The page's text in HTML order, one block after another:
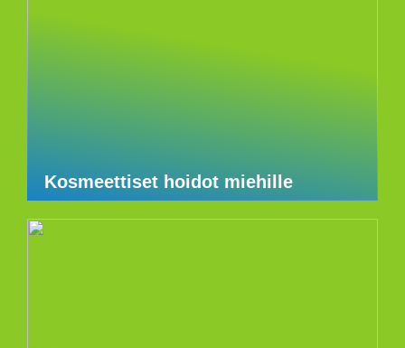
Kosmeettiset hoidot miehille